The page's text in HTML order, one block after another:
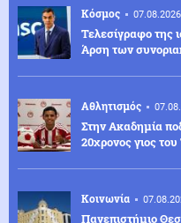
Κόσμος
Τελεσίγραφο της
Άρση των
Αθλητισμός
Στην Ακαδημία
20χρονος γιος του
Κοινωνία
Πανεπιστήμιο